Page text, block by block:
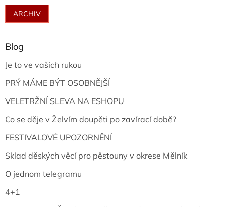
ARCHIV
Blog
Je to ve vašich rukou
PRÝ MÁME BÝT OSOBNĚJŠÍ
VELETRŽNÍ SLEVA NA ESHOPU
Co se děje v Želvím doupěti po zavírací době?
FESTIVALOVÉ UPOZORNĚNÍ
Sklad děských věcí pro pěstouny v okrese Mělník
O jednom telegramu
4+1